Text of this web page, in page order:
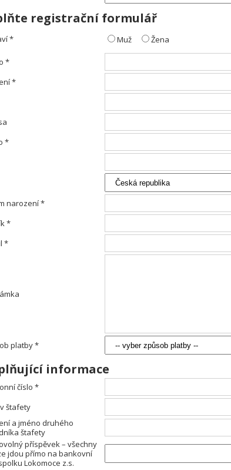
registrační formulář
* Muž Žena
*
*
*
narození *
*
*
platby *
informace
číslo *
štafety
a jméno druhého
štafety
příspěvek – všechny
jdou přímo na bankovní
Lokomoce z.s.